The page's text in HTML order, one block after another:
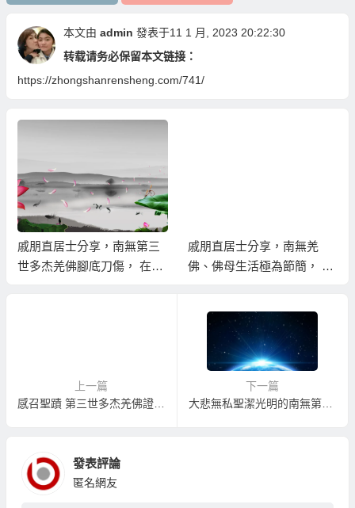
本文由 admin 發表于11 1 月, 2023 20:22:30
转载请务必保留本文链接：
https://zhongshanrensheng.com/741/
戚朋直居士分享，南無第三
世多杰羌佛腳底刀傷， 在三
戚朋直居士分享，南無羌
佛、佛母生活極為節簡， 以
上一篇
感召聖蹟 第三世多杰羌佛證明了如來正法
下一篇
大悲無私聖潔光明的南無第三世多杰羌佛(2021.06.03更新)
發表評論
匿名網友